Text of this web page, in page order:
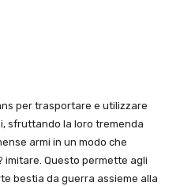
per trasportare e utilizzare
sfruttando la loro tremenda
armi in un modo che
imitare. Questo permette agli
bestia da guerra assieme alla